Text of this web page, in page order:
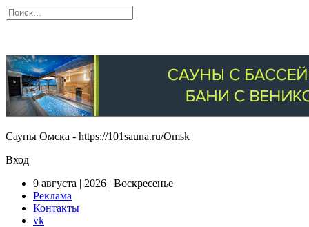
Сауны Омска - https://101sauna.ru/Omsk
Вход
9 августа | 2026 | Воскресенье
Реклама
Контакты
vk